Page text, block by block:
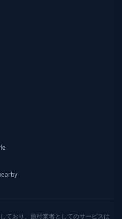
ており、旅行業者としてのサービスは